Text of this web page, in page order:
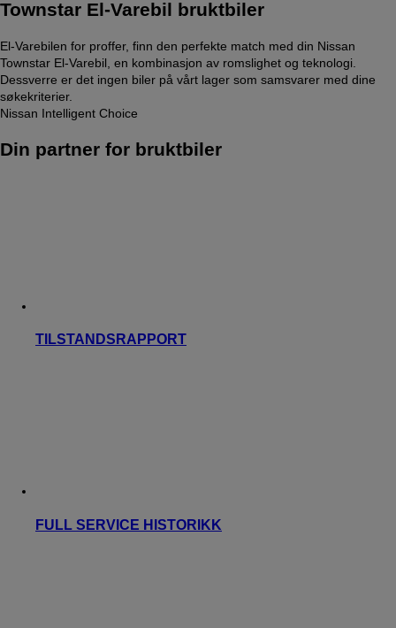
Townstar El-Varebil bruktbiler
El-Varebilen for proffer, finn den perfekte match med din Nissan
Townstar El-Varebil, en kombinasjon av romslighet og teknologi.
Dessverre er det ingen biler på vårt lager som samsvarer med dine
søkekriterier.
Nissan Intelligent Choice
Din partner for bruktbiler
TILSTANDSRAPPORT
FULL SERVICE HISTORIKK